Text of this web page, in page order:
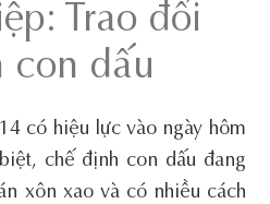
Trao đổi
con dấu
có hiệu lực vào ngày hôm
chế định con dấu đang
xôn xao và có nhiều cách